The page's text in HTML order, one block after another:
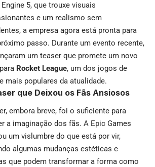
Engine 5, que trouxe visuais
e um realismo sem
a empresa agora está pronta para
passo. Durante um evento recente,
um teaser que promete um novo
Rocket League, um dos jogos de
mais populares da atualidade.
que Deixou os Fãs Ansiosos
embora breve, foi o suficiente para
a imaginação dos fãs. A Epic Games
um vislumbre do que está por vir,
algumas mudanças estéticas e
que podem transformar a forma como